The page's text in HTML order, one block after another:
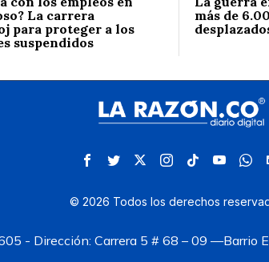
La carrera
para proteger a los
suspendidos
más de
© 2026 Todos los derechos
- Dirección: Carrera 5 # 68 – 09 —Barrio